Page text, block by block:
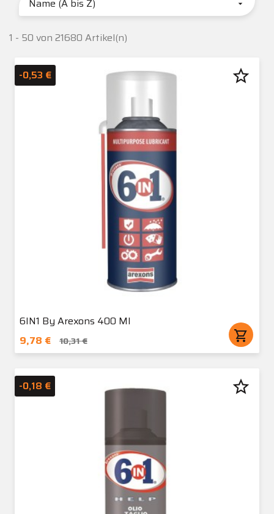
Name (A bis Z) 
1 - 50 von 21680 Artikel(n)
6IN1 By Arexons 400 Ml
9,78 €
10,31 € shopping_cart
-0,53 € star_border
-0,18 € star_border